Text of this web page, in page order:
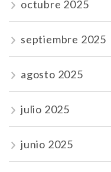
octubre 2025
septiembre 2025
agosto 2025
julio 2025
junio 2025